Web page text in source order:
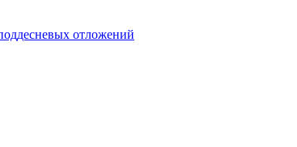
отложений